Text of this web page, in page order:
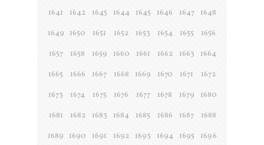
1641
1642 1643 1644 1645 1646 1647
1648
1649
1650 1651 1652 1653 1654 1655
1656
1657
1658 1659 1660 1661 1662 1663
1664
1665
1666 1667 1668 1669 1670 1671
1672
1673
1674 1675 1676 1677 1678 1679
1680
1681
1682 1683 1684 1685 1686 1687
1688
1689
1690 1691 1692 1693 1694 1695
1696